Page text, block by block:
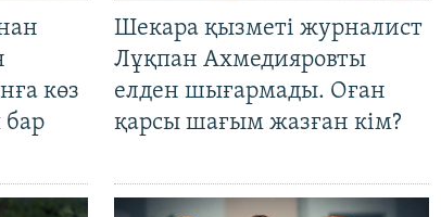
көз
бар
Шекара қызметі журналист
Лұқпан Ахмедияровты
елден шығармады. Оған
қарсы шағым жазған кім?